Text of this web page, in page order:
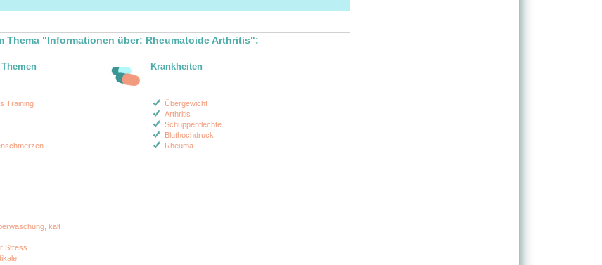
Thema "Informationen über: Rheumatoide Arthritis":
Training
Krankheiten
Übergewicht
Arthritis
Schuppenflechte
Bluthochdruck
Rheuma
kalt
Stress